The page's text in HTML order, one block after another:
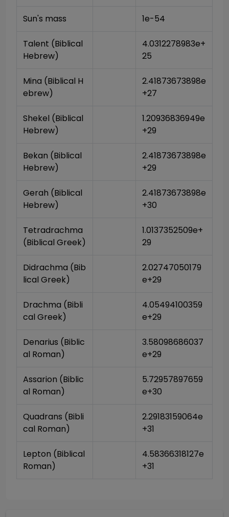
Sun's mass 1e-54
Talent (Biblical
Hebrew)
4.0312278983e+
25
Mina (Biblical H
ebrew)
2.41873673898e
+27
Shekel (Biblical
Hebrew)
1.20936836949e
+29
Bekan (Biblical
Hebrew)
2.41873673898e
+29
Gerah (Biblical
Hebrew)
2.41873673898e
+30
Tetradrachma
(Biblical Greek)
1.0137352509e+
29
Didrachma (Bib
lical Greek)
2.02747050179
e+29
Drachma (Bibli
cal Greek)
4.05494100359
e+29
Denarius (Biblic
al Roman)
3.58098686037
e+29
Assarion (Biblic
al Roman)
5.72957897659
e+30
Quadrans (Bibli
cal Roman)
2.29183159064e
+31
Lepton (Biblical
Roman)
4.58366318127e
+31